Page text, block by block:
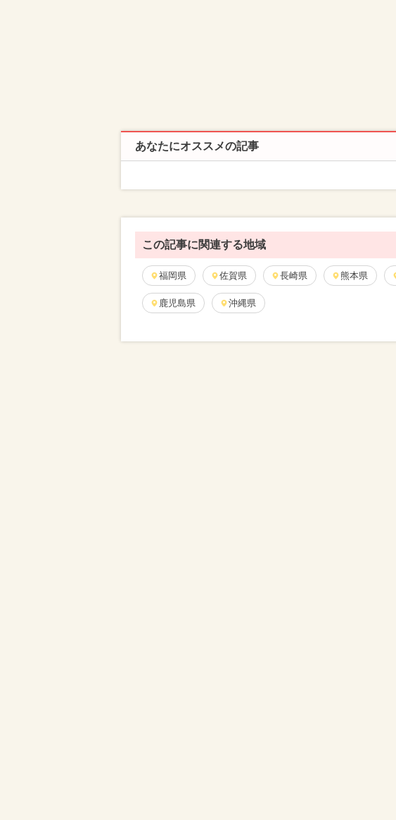
あなたにオススメの記事
この記事に関連する地域
福岡県 佐賀県 長崎県 熊本県
鹿児島県 沖縄県